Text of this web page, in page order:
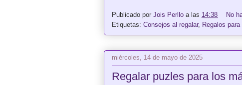
Publicado por Jois Perllo a las 14:38
No
Etiquetas: Consejos al regalar, Regalos para
miércoles, 14 de mayo de 2025
Regalar puzles para los